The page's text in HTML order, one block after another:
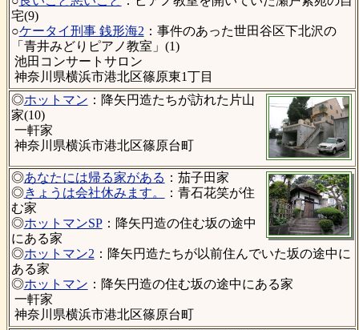
宅(9)
○ケータイ刑事 銭形海2 ：事件のあった世田谷区下北沢の
「青井みどりピアノ教室」(1)
池田コンサートサロン
神奈川県横浜市港北区篠原東1丁目
◎ホットマン ：降矢円造たちが訪れた片山
家(10)
一軒家
神奈川県横浜市港北区篠原台町
◎あなたには帰る家がある ：茄子田家
◎きょうは会社休みます。
：青石花笑が住
む家
◎ホットマンSP：降矢円造の住む坂の途中
にある家
◎ホットマン2 ：降矢円造たちが以前住んでいた坂の途中に
ある家
◎ホットマン ：降矢円造の住む坂の途中にある家
一軒家
神奈川県横浜市港北区篠原台町